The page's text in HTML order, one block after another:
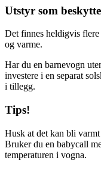
Utstyr som
Det finnes heldigvis
og varme.
Har du en barnevogn
investere i en separat
i tillegg.
Tips!
Husk at det kan bli
Bruker du en babycall
temperaturen i vogna.